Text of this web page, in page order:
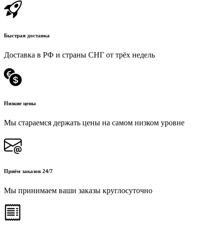
Быстрая доставка
Доставка в РФ и страны СНГ от трёх недель
Низкие цены
Мы стараемся держать цены на самом низком уровне
Приём заказов 24/7
Мы принимаем ваши заказы круглосуточно